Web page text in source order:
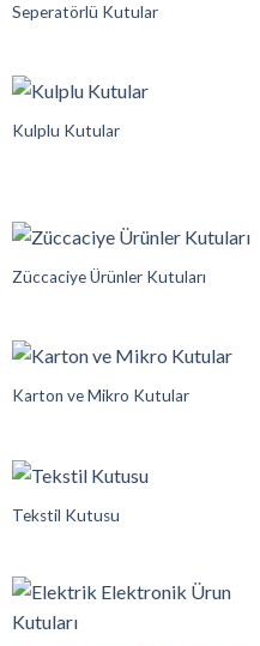
Seperatörlü Kutular
Kulplu Kutular
Züccaciye Ürünler Kutuları
Karton ve Mikro Kutular
Tekstil Kutusu